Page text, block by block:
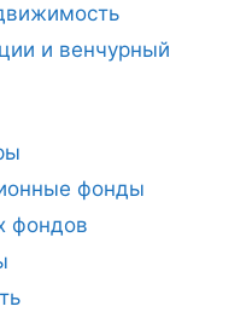
и венчурный
фонды
фондов